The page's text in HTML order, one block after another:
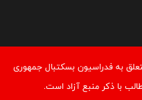
به فدراسیون بسکتبال جمهوری
با ذكر منبع آزاد است.